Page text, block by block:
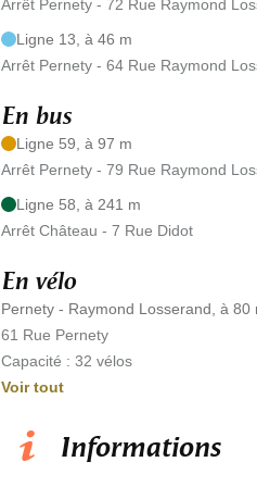
Arrêt Pernety - 72 Rue Raymond
Ligne 13, à 46 m
Arrêt Pernety - 64 Rue Raymond
En bus
Ligne 59, à 97 m
Arrêt Pernety - 79 Rue Raymond
Ligne 58, à 241 m
Arrêt Château - 7 Rue Didot
En vélo
Pernety - Raymond Losserand, à 80
61 Rue Pernety
Capacité : 32 vélos
Voir tout
Informations